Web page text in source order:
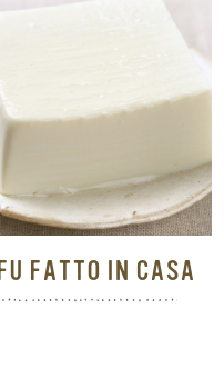
FATTO IN CASA